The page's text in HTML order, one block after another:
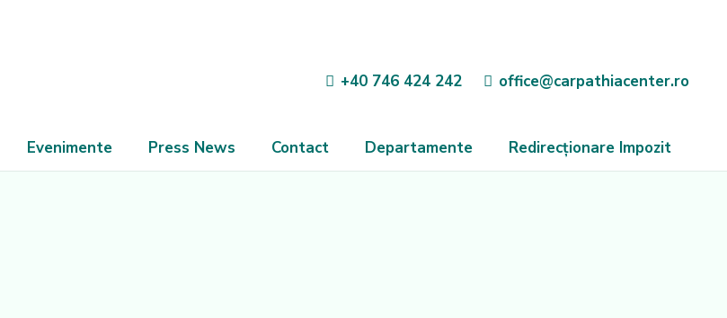
+40 746 424 242 office@carpathiacenter.ro
Evenimente Press News Contact Departamente Redirecționare Impozit